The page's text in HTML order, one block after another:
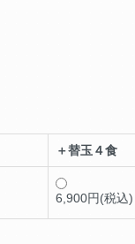
＋替玉４食
6,900円(税込)